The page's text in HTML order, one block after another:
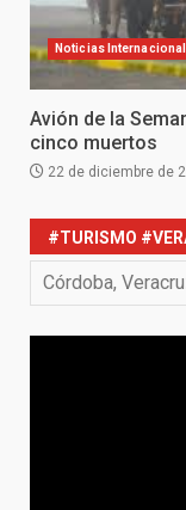
Noticias
Avión de la
cinco muertos
22 de diciembre de
#TURISMO